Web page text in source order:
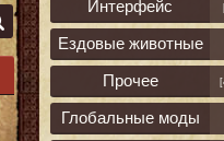
Интерфейс
Ездовые животные
Прочее
Глобальные моды